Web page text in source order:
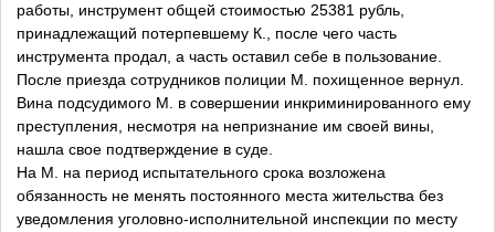
работы, инструмент общей стоимостью 25381 рубль,
принадлежащий потерпевшему К., после чего часть
инструмента продал, а часть оставил себе в пользование.
После приезда сотрудников полиции М. похищенное вернул.
Вина подсудимого М. в совершении инкриминированного ему
преступления, несмотря на непризнание им своей вины,
нашла свое подтверждение в суде.
На М. на период испытательного срока возложена
обязанность не менять постоянного места жительства без
уведомления уголовно-исполнительной инспекции по месту